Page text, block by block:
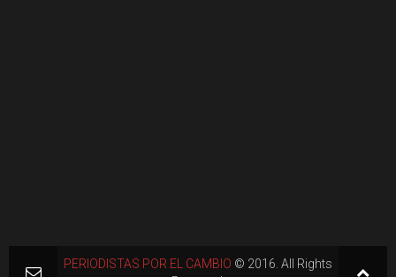
PERIODISTAS POR EL CAMBIO © 2016. All Rights